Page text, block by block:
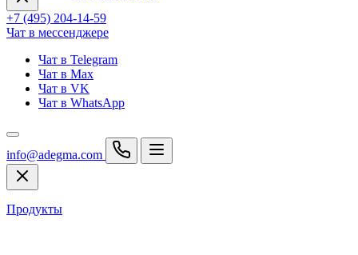
+7 (495) 204-14-59
Чат в мессенджере
Чат в Telegram
Чат в Max
Чат в VK
Чат в WhatsApp
info@adegma.com
Продукты